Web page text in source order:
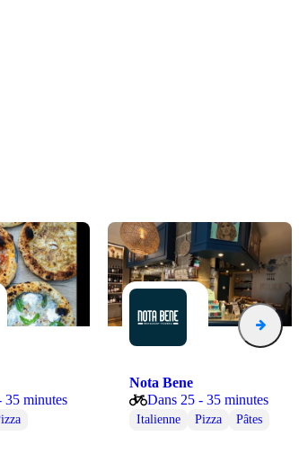
35 minutes
Nota Bene
Dans 25 - 35 minutes
Italienne Pizza Pâtes